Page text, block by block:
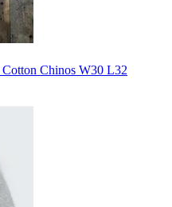
Chinos W30 L32